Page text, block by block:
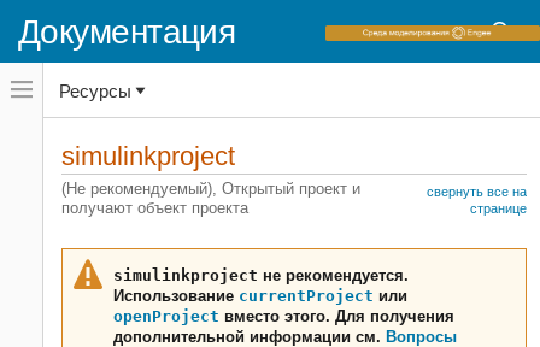
Документация
Переключатель
навигационного
меню
переключатель
навигационного
Simulink
Управление проектами
Simulink
Управление проектами
Управление файлами проекта
Ресурсы
simulinkproject
(Не рекомендуемый), Открытый проект и
получают объект проекта
свернуть все на
странице
simulinkproject не рекомендуется.
Использование currentProject или
openProject вместо этого. Для получения
дополнительной информации см. Вопросы